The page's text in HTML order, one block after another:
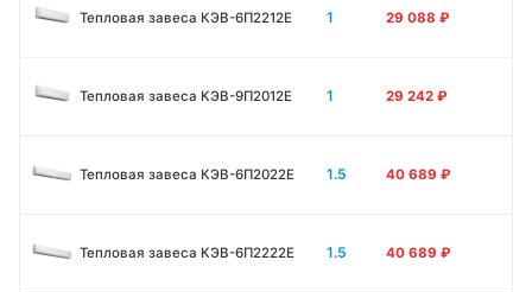
Тепловая завеса КЭВ-6П2212Е 1 29 088 ₽
Тепловая завеса КЭВ-9П2012Е 1 29 242 ₽
Тепловая завеса КЭВ-6П2022Е 1.5 40 689 ₽
Тепловая завеса КЭВ-6П2222Е 1.5 40 689 ₽